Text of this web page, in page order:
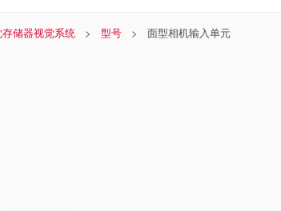
储器视觉系统 型号 面型相机输入单元